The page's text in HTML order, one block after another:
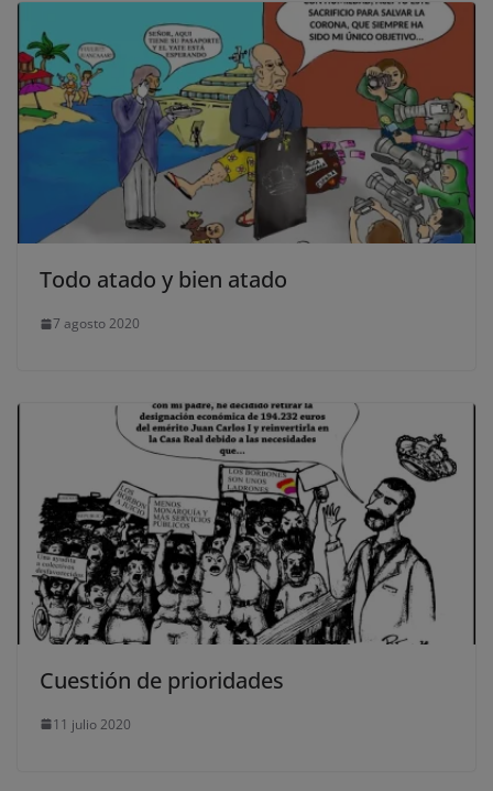
Todo atado y bien atado
7 agosto 2020
Cuestión de prioridades
11 julio 2020